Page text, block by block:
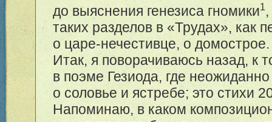
до выяснения генезиса гномики1
таких разделов в «Трудах», как
о царе-нечестивце, о домострое.
Итак, я поворачиваюсь назад, к
в поэме Гезиода, где
о соловье и ястребе; это стихи
Напоминаю, в каком